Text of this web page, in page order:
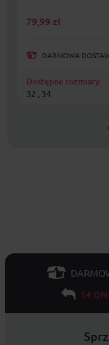
79,99 zł
DARMOWA
Dostępne rozmiary:
32 , 34
14 DNI